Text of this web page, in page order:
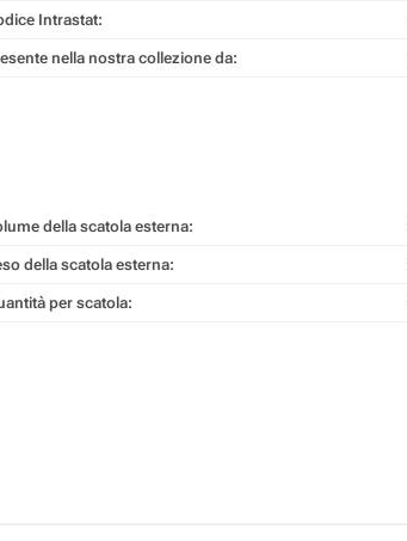
Intrastat:
nella nostra collezione da:
della scatola esterna:
della scatola esterna:
per scatola: